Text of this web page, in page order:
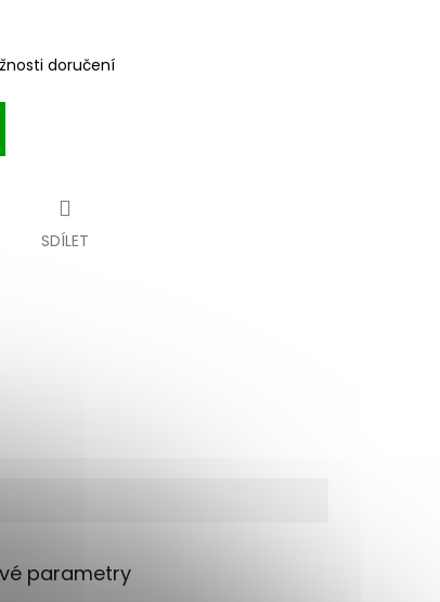
doručení
SDÍLET
parametry